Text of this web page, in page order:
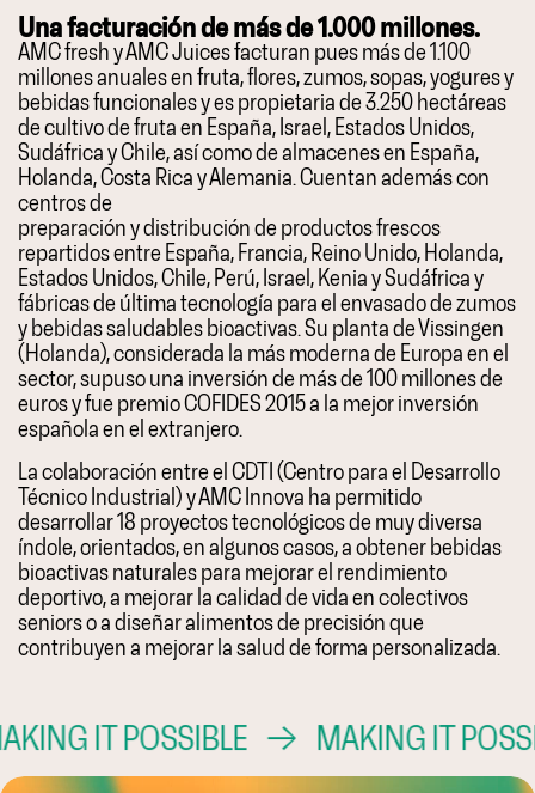
Una facturación de más de 1.000 millones.
AMC fresh y AMC Juices facturan pues más de 1.100
millones anuales en fruta, flores, zumos, sopas, yogures y
bebidas funcionales y es propietaria de 3.250 hectáreas
de cultivo de fruta en España, Israel, Estados Unidos,
Sudáfrica y Chile, así como de almacenes en España,
Holanda, Costa Rica y Alemania. Cuentan además con
centros de
preparación y distribución de productos frescos
repartidos entre España, Francia, Reino Unido, Holanda,
Estados Unidos, Chile, Perú, Israel, Kenia y Sudáfrica y
fábricas de última tecnología para el envasado de zumos
y bebidas saludables bioactivas. Su planta de Vissingen
(Holanda), considerada la más moderna de Europa en el
sector, supuso una inversión de más de 100 millones de
euros y fue premio COFIDES 2015 a la mejor inversión
española en el extranjero.
La colaboración entre el CDTI (Centro para el Desarrollo
Técnico Industrial) y AMC Innova ha permitido
desarrollar 18 proyectos tecnológicos de muy diversa
índole, orientados, en algunos casos, a obtener bebidas
bioactivas naturales para mejorar el rendimiento
deportivo, a mejorar la calidad de vida en colectivos
seniors o a diseñar alimentos de precisión que
contribuyen a mejorar la salud de forma personalizada.
IT POSSIBLE → MAKING IT POSSIBLE